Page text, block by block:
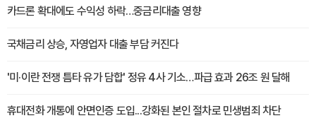
카드론 확대에도 수익성 하락…중금리대출 영향
국채금리 상승, 자영업자 대출 부담 커진다
'미·이란 전쟁 틈타 유가 담합' 정유 4사 기소…파급 효과 26조 원 달해
휴대전화 개통에 안면인증 도입...강화된 본인 절차로 민생범죄 차단